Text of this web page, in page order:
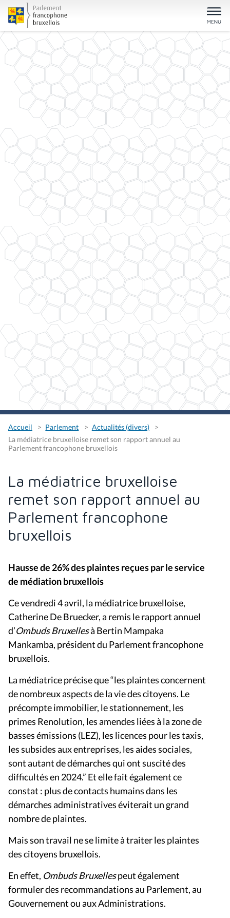
Accueil Parlement
Actualités (divers)
La médiatrice bruxelloise remet son rapport annuel au
Parlement francophone bruxellois
La médiatrice bruxelloise
remet son rapport annuel au
Parlement francophone
bruxellois
Hausse de 26% des plaintes reçues par le service
de médiation bruxellois
Ce vendredi 4 avril, la médiatrice bruxelloise,
Catherine De Bruecker, a remis le rapport annuel
d’Ombuds Bruxellesà Bertin Mampaka
Mankamba, président du Parlement francophone
bruxellois.
La médiatrice précise que “les plaintes concernent
de nombreux aspects de la vie des citoyens. Le
précompte immobilier, le stationnement, les
primes Renolution, les amendes liées à la zone de
basses émissions (LEZ), les licences pour les taxis,
les subsides aux entreprises, les aides sociales,
sont autant de démarches qui ont suscité des
difficultés en 2024.” Et elle fait également ce
constat : plus de contacts humains dans les
démarches administratives éviterait un grand
nombre de plaintes.
Mais son travail ne se limite à traiter les plaintes
des citoyens bruxellois.
En effet, Ombuds Bruxellespeut également
formuler des recommandations au Parlement, au
Gouvernement ou aux Administrations.